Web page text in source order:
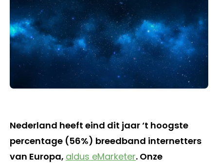
Nederland heeft eind dit jaar ‘t hoogste
percentage (56%) breedband internetters
van Europa, aldus eMarketer. Onze